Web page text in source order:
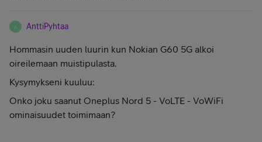
A AnttiPyhtaa
Hommasin uuden luurin kun Nokian G60 5G alkoi
oireilemaan muistipulasta.
Kysymykseni kuuluu:
Onko joku saanut Oneplus Nord 5 - VoLTE - VoWiFi
ominaisuudet toimimaan?